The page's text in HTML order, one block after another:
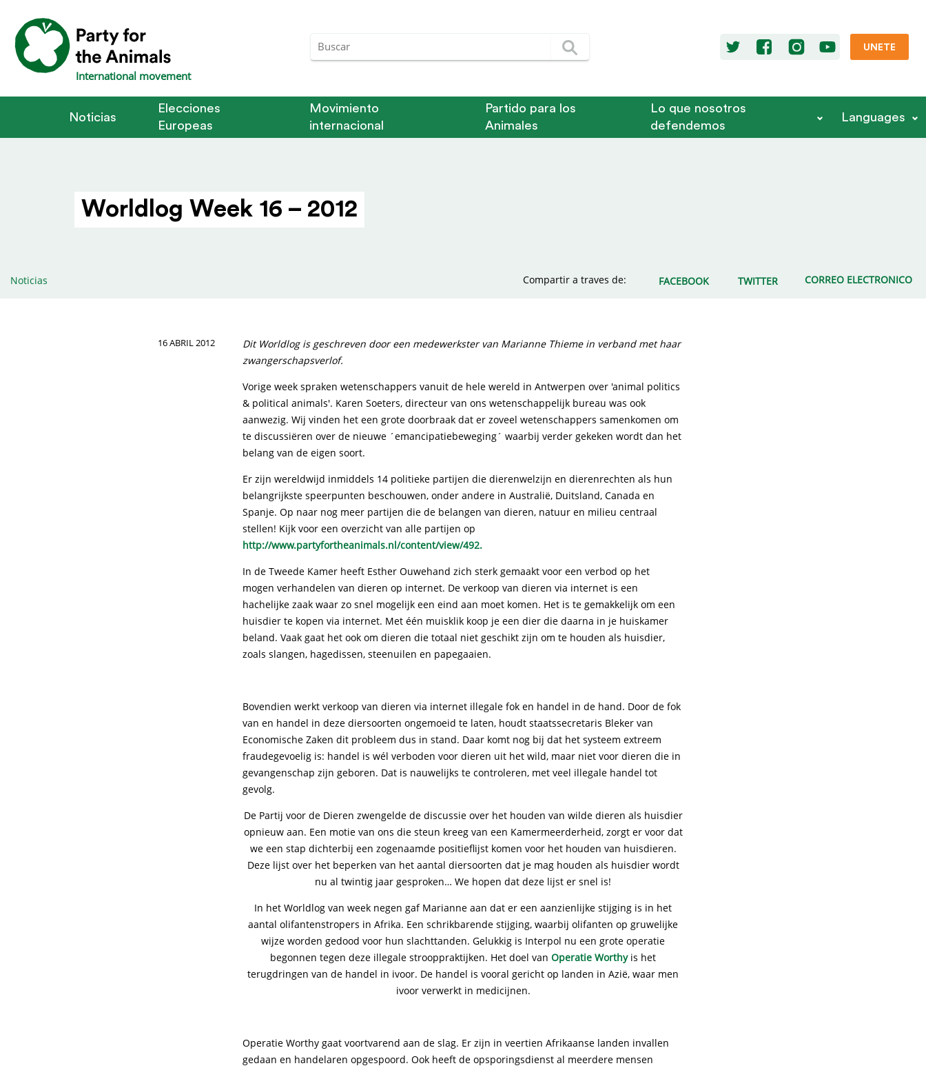
International movement
UNETE
Noticias
Elecciones
Europeas
Movimiento
internacional
Partido para los
Animales
Lo que nosotros
defendemos
Languages
Worldlog Week 16 – 2012
Noticias Compartir a traves de: FACEBOOK TWITTER CORREO ELECTRONICO
16 ABRIL 2012
Dit Worldlog is geschreven door een medewerkster van Marianne Thieme in verband met haar
zwangerschapsverlof.
Vorige week spraken wetenschappers vanuit de hele wereld in Antwerpen over 'animal politics
& political animals'. Karen Soeters, directeur van ons wetenschappelijk bureau was ook
aanwezig. Wij vinden het een grote doorbraak dat er zoveel wetenschappers samenkomen om
te discussiëren over de nieuwe ´emancipatiebeweging´ waarbij verder gekeken wordt dan het
belang van de eigen soort.
Er zijn wereldwijd inmiddels 14 politieke partijen die dierenwelzijn en dierenrechten als hun
belangrijkste speerpunten beschouwen, onder andere in Australië, Duitsland, Canada en
Spanje. Op naar nog meer partijen die de belangen van dieren, natuur en milieu centraal
stellen! Kijk voor een overzicht van alle partijen op
http://www.partyfortheanimals.nl/content/view/492.
In de Tweede Kamer heeft Esther Ouwehand zich sterk gemaakt voor een verbod op het
mogen verhandelen van dieren op internet. De verkoop van dieren via internet is een
hachelijke zaak waar zo snel mogelijk een eind aan moet komen. Het is te gemakkelijk om een
huisdier te kopen via internet. Met één muisklik koop je een dier die daarna in je huiskamer
beland. Vaak gaat het ook om dieren die totaal niet geschikt zijn om te houden als huisdier,
zoals slangen, hagedissen, steenuilen en papegaaien.
Bovendien werkt verkoop van dieren via internet illegale fok en handel in de hand. Door de fok
van en handel in deze diersoorten ongemoeid te laten, houdt staatssecretaris Bleker van
Economische Zaken dit probleem dus in stand. Daar komt nog bij dat het systeem extreem
fraudegevoelig is: handel is wél verboden voor dieren uit het wild, maar niet voor dieren die in
gevangenschap zijn geboren. Dat is nauwelijks te controleren, met veel illegale handel tot
gevolg.
De Partij voor de Dieren zwengelde de discussie over het houden van wilde dieren als huisdier
opnieuw aan. Een motie van ons die steun kreeg van een Kamermeerderheid, zorgt er voor dat
we een stap dichterbij een zogenaamde positieflijst komen voor het houden van huisdieren.
Deze lijst over het beperken van het aantal diersoorten dat je mag houden als huisdier wordt
nu al twintig jaar gesproken… We hopen dat deze lijst er snel is!
In het Worldlog van week negen gaf Marianne aan dat er een aanzienlijke stijging is in het
aantal olifantenstropers in Afrika. Een schrikbarende stijging, waarbij olifanten op gruwelijke
wijze worden gedood voor hun slachttanden. Gelukkig is Interpol nu een grote operatie
begonnen tegen deze illegale strooppraktijken. Het doel van Operatie Worthyis het
terugdringen van de handel in ivoor. De handel is vooral gericht op landen in Azië, waar men
ivoor verwerkt in medicijnen.
Operatie Worthy gaat voortvarend aan de slag. Er zijn in veertien Afrikaanse landen invallen
gedaan en handelaren opgespoord. Ook heeft de opsporingsdienst al meerdere mensen